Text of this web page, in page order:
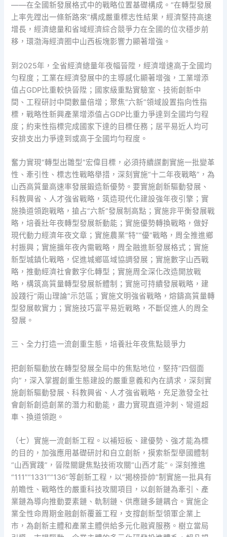
——在全國新發展格式中的戰略位置基礎構成。“在轉型發展
上率先蹚出一條新路來”構成嚴重標志性結果，經濟堅持高速
增長，經濟總量和省域經濟綜合競爭力在全國的位次穩步前
移，環渤海經濟圈中山西板塊影響力顯著增強。
到2025年，全省經濟總量年夜幅晉陞，經濟增速高于全國均
勻程度；工業在經濟發展中的主導感化顯著增強，工業增添
值占GDP比重較快晉陞；國家級重點實驗室、技術創新中
間、工程研討中間數量倍增；聚焦“六新”領域設置指向性指
標，戰略性新興產業增添值占GDP比重力爭達到全國均勻程
度；約束性指標完成國家下達的目標任務；居平易近人均可
安排支出力爭達到或高于全國均勻程度。
奮力實現“轉型出雛型”宏偉目標，必須持續謀劃實施一批變革
性、牽引性、標志性戰略舉措，深刻實施“十二年夜戰略”，為
山西高質量高速率發展鍛造新優勢。要實施創新驅動發展、
科教興省、人才強省戰略，筑造現代化建設強年夜引擎；實
施換道領跑戰略，搶占“六新”發展制高點；實施非平衡發展戰
略，培養壯年夜轉型發展新動能；實施優勢轉換戰略，做好
現代動力經濟年夜文章；實施農業“特”“優”戰略，周全推進鄉
村振興；實施擴年夜內需戰略，周全融進新發展格式；實施
新型城鎮化戰略，促進城鄉區域協調發展；實施數字山西戰
略，推動經濟社會數字化轉型；實施周全深化改造開放戰
略，構筑高質量轉型發展新體制；實施可持續發展戰略，建
設踐行“兩山理論”示范區；實施文明強省戰略，熔鑄高質量轉
型發展軟實力；實施技巧富平易近戰略，不斷促進人的周全
發展。
三、全力打造一流創重生態，培養壯年夜焦點競爭力
把創新驅動放在轉型發展全局中的焦點地位，堅持“四個面
向”，深入掌握創重生態建設的嚴重意義和內在請求，深刻實
施創新驅動發展、科教興省、人才強省戰略，充足激發全社
會創新創造創業的潛力和動能，盡力實現直道沖刺、彎道超
車、換道領跑。
（七）實施一流創新工程。以補短板、建優勢、強才能為標
的目的，加強應用基礎研討和自立創新，摸索新型舉國體制
“山西實踐”，晉陞關鍵焦點技術攻關“山西才能”。深刻推進
“111”“1331”“136”等創新工程，以“揭榜掛帥”制實施一批具有
前瞻性、戰略性的嚴重科技攻關項目，以創新鏈為牽引、產
業鏈為導向推動要素鏈、軌制鏈、供應鏈多鏈耦合。實施企
業全性命周期金融創新覆蓋工程，支撐創新型領軍企業上
市，為創新主體和產業主體供給多元化融資服務。樹立當局